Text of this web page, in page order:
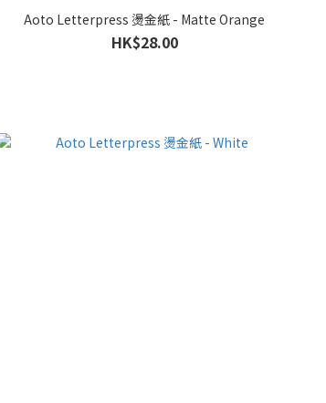
Aoto Letterpress 燙金紙 - Matte Orange
HK$28.00